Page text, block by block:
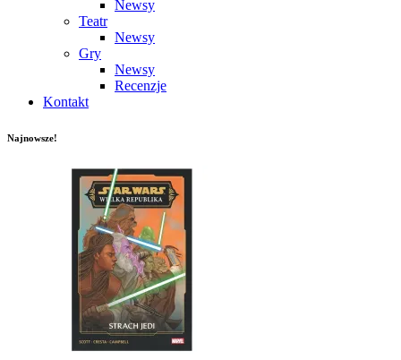
Newsy
Teatr
Newsy
Gry
Newsy
Recenzje
Kontakt
Najnowsze!